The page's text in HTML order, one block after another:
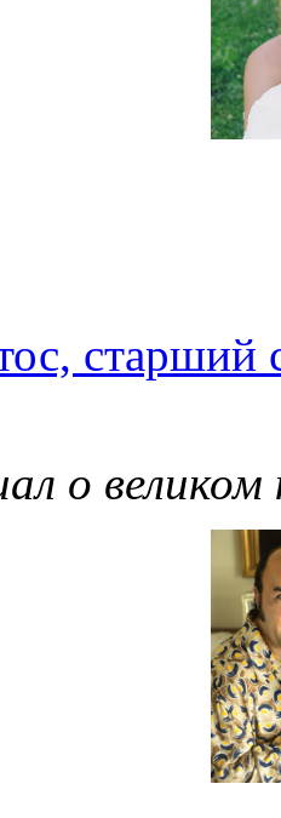
старший
о великом